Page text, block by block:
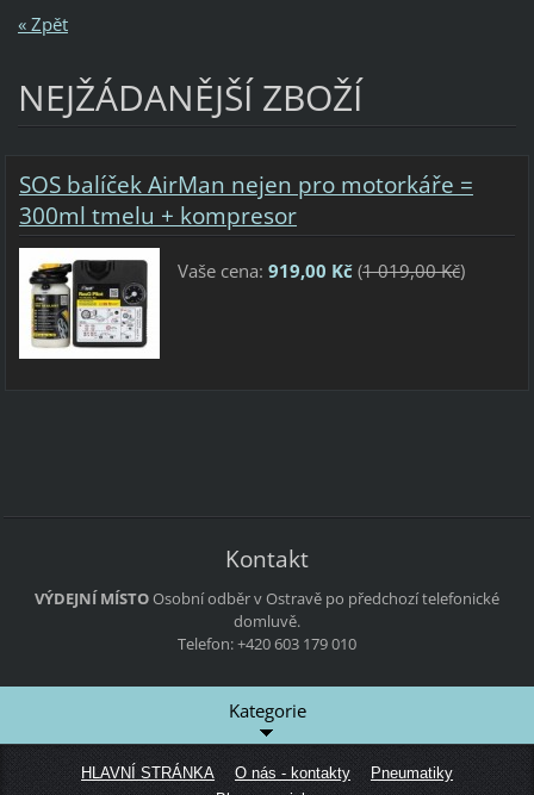
« Zpět
NEJŽÁDANĚJŠÍ ZBOŽÍ
SOS balíček AirMan nejen pro motorkáře =
300ml tmelu + kompresor
Vaše cena: 919,00 Kč(1 019,00 Kč)
Kontakt
VÝDEJNÍ MÍSTOOsobní odběr v Ostravě po předchozí telefonické
domluvě.
Telefon: +420 603 179 010
Kategorie
HLAVNÍ STRÁNKA O nás - kontakty
Pneumatiky